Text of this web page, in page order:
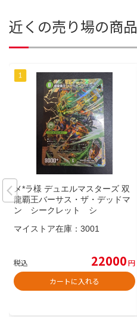
近くの売り場の商品
メ*ラ様 デュエルマスターズ 双
龍覇王バーサス・ザ・デッドマ
ン シークレット シ
マイストア在庫： 3001
税込 22000円
カートに入れる